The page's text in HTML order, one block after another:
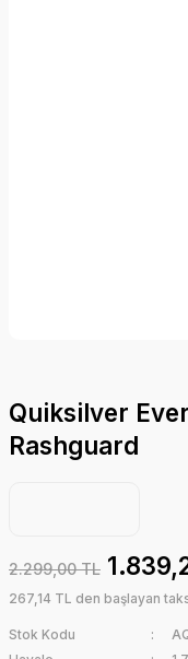
Quiksilver
Rashguard
2.299,00 TL
267,14 TL den başlayan
Stok Kodu